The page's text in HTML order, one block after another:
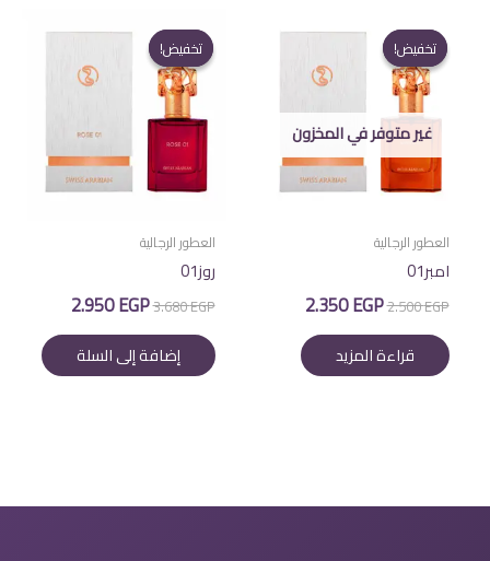
تخفيض!
غير متوفر في المخزون
تخفيض!
العطور الرجالية
امبر01
2.500EGP السعر
الأصلي
هو:
2.500 EGP.
2.350EGP
هو:
2.350 EGP. قراءة المزيد
تخفيض!
تخفيض!
العطور الرجالية
روز01
3.680EGP السعر
الأصلي
هو:
3.680 EGP.
2.950EGP
هو:
2.950 EGP. إضافة إلى السلة